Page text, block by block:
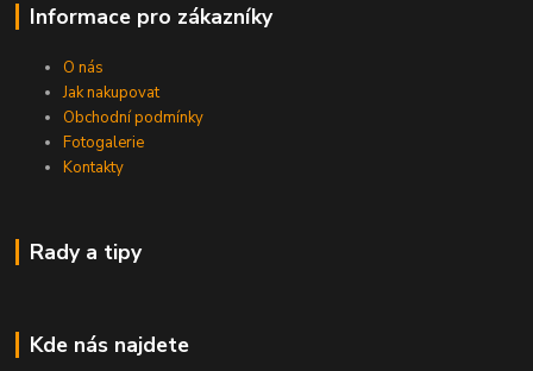
Informace pro zákazníky
O nás
Jak nakupovat
Obchodní podmínky
Fotogalerie
Kontakty
Rady a tipy
Kde nás najdete